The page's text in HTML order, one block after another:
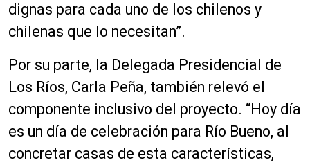
dignas para cada uno de los chilenos y
chilenas que lo necesitan”.
Por su parte, la Delegada Presidencial de
Los Ríos, Carla Peña, también relevó el
componente inclusivo del proyecto. “Hoy día
es un día de celebración para Río Bueno, al
concretar casas de esta características,